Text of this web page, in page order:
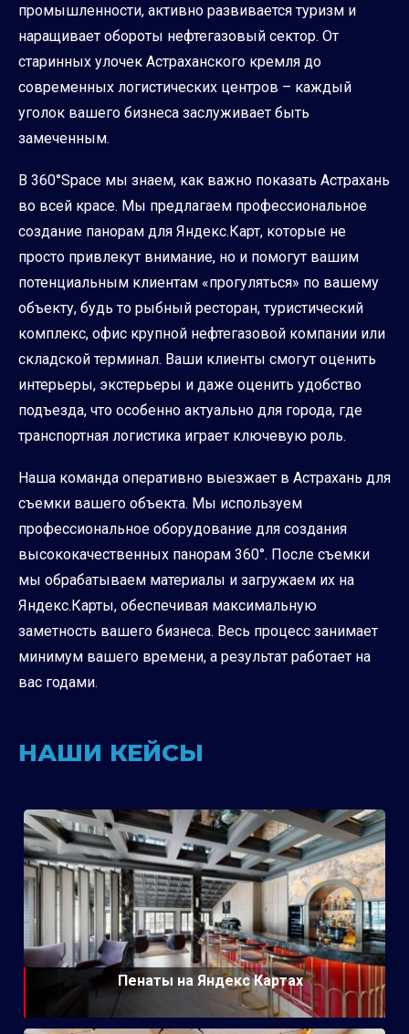
промышленности, активно развивается туризм и
наращивает обороты нефтегазовый сектор. От
старинных улочек Астраханского кремля до
современных логистических центров – каждый
уголок вашего бизнеса заслуживает быть
замеченным.
В 360°Space мы знаем, как важно показать Астрахань
во всей красе. Мы предлагаем профессиональное
создание панорам для Яндекс.Карт, которые не
просто привлекут внимание, но и помогут вашим
потенциальным клиентам «прогуляться» по вашему
объекту, будь то рыбный ресторан, туристический
комплекс, офис крупной нефтегазовой компании или
складской терминал. Ваши клиенты смогут оценить
интерьеры, экстерьеры и даже оценить удобство
подъезда, что особенно актуально для города, где
транспортная логистика играет ключевую роль.
Наша команда оперативно выезжает в Астрахань для
съемки вашего объекта. Мы используем
профессиональное оборудование для создания
высококачественных панорам 360°. После съемки
мы обрабатываем материалы и загружаем их на
Яндекс.Карты, обеспечивая максимальную
заметность вашего бизнеса. Весь процесс занимает
минимум вашего времени, а результат работает на
вас годами.
НАШИ КЕЙСЫ
Пенаты на Яндекс Картах